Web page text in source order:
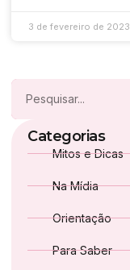
3 de fevereiro de 2023
Categorias
Mitos e Dicas
Na Mídia
Orientação
Para Saber